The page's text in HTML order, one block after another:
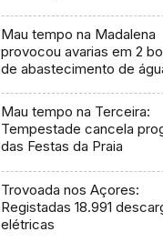
Mau tempo na Madalena
provocou avarias em 2
de abastecimento de
Mau tempo na Terceira:
Tempestade cancela
das Festas da Praia
Trovoada nos Açores:
Registadas 18.991
elétricas